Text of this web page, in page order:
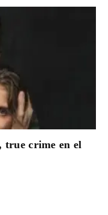
true crime en el